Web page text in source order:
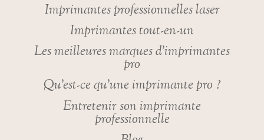
Imprimantes professionnelles laser
Imprimantes tout-en-un
Les meilleures marques d’imprimantes
pro
Qu’est-ce qu’une imprimante pro ?
Entretenir son imprimante
professionnelle